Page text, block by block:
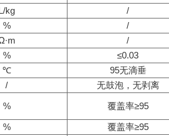
kg /
% /
/
% ≤0.03
℃ 95无滴垂
/ 无鼓泡，无剥离
% 覆盖率≥95
% 覆盖率≥95